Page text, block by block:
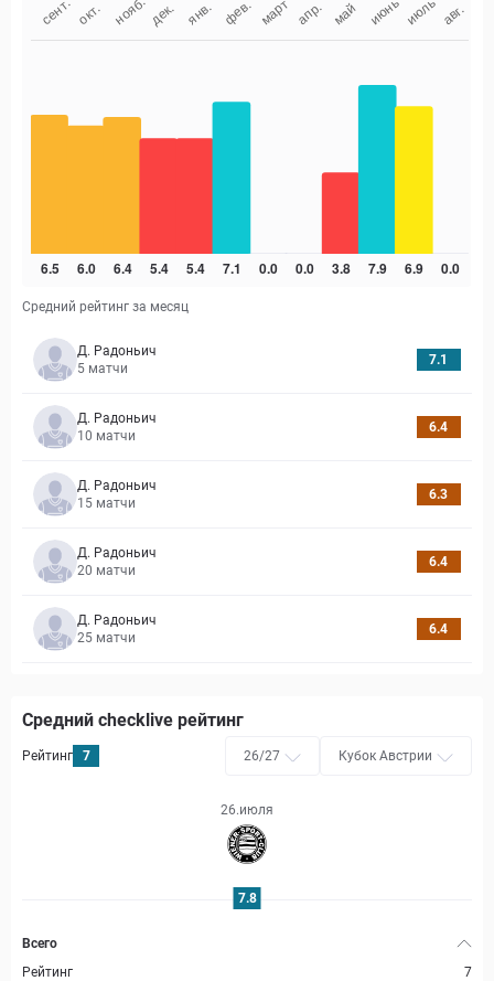
Средний рейтинг за месяц
Д. Радоньич
5 матчи
7.1
Д. Радоньич
10 матчи
6.4
Д. Радоньич
15 матчи
6.3
Д. Радоньич
20 матчи
6.4
Д. Радоньич
25 матчи
6.4
Средний checklive рейтинг
Рейтинг 7 26/27 Кубок Австрии
26.июля
7.8
Всего
Рейтинг
7